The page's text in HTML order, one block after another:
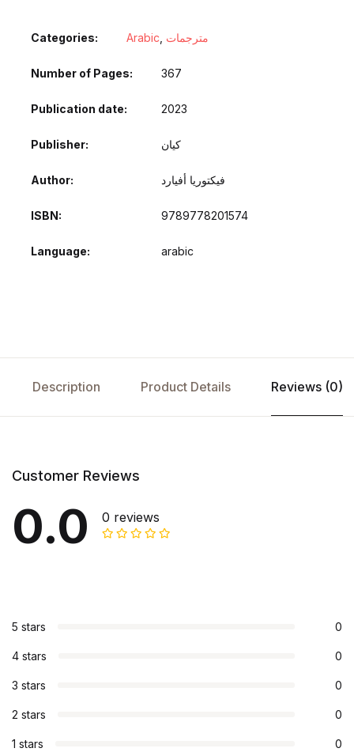
Categories: Arabic مترجمات
Number of Pages 367
Publication date 2023
Publisher كيان
Author فيكتوريا أفيارد
ISBN 9789778201574
Language arabic
Description Product Details Reviews (0)
Customer Reviews
0.0 0 reviews
5 stars 0
4 stars 0
3 stars 0
2 stars 0
1 stars 0